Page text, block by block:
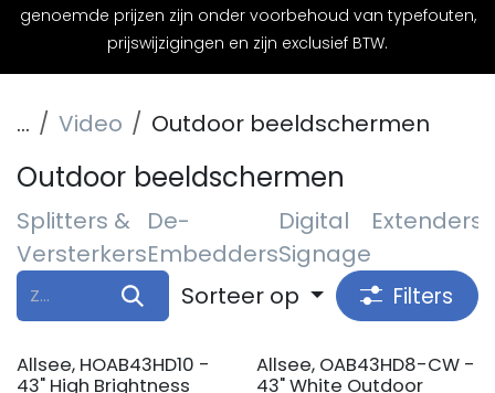
genoemde prijzen zijn onder voorbehoud van typefouten,
prijswijzigingen en zijn exclusief BTW.
... Video Outdoor beeldschermen
Outdoor beeldschermen
Splitters &
Versterkers
De-
Embedders
Digital
Signage
Extenders
Sorteer op Filters
Allsee, HOAB43HD10 -
43" High Brightness
Allsee, OAB43HD8-CW -
43" White Outdoor